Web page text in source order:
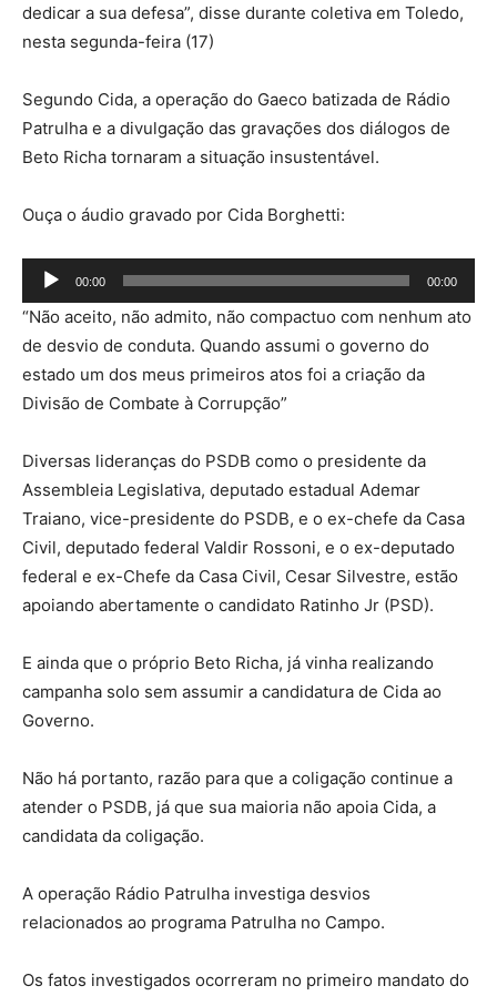
dedicar a sua defesa”, disse durante coletiva em Toledo,
nesta segunda-feira (17)
Segundo Cida, a operação do Gaeco batizada de Rádio
Patrulha e a divulgação das gravações dos diálogos de
Beto Richa tornaram a situação insustentável.
Ouça o áudio gravado por Cida Borghetti:
o
a
d
o
d
e
á
u
d
i
00:00 00:00
“Não aceito, não admito, não compactuo com nenhum ato
de desvio de conduta. Quando assumi o governo do
estado um dos meus primeiros atos foi a criação da
Divisão de Combate à Corrupção”
Diversas lideranças do PSDB como o presidente da
Assembleia Legislativa, deputado estadual Ademar
Traiano, vice-presidente do PSDB, e o ex-chefe da Casa
Civil, deputado federal Valdir Rossoni, e o ex-deputado
federal e ex-Chefe da Casa Civil, Cesar Silvestre, estão
apoiando abertamente o candidato Ratinho Jr (PSD).
E ainda que o próprio Beto Richa, já vinha realizando
campanha solo sem assumir a candidatura de Cida ao
Governo.
Não há portanto, razão para que a coligação continue a
atender o PSDB, já que sua maioria não apoia Cida, a
candidata da coligação.
A operação Rádio Patrulha investiga desvios
relacionados ao programa Patrulha no Campo.
Os fatos investigados ocorreram no primeiro mandato do